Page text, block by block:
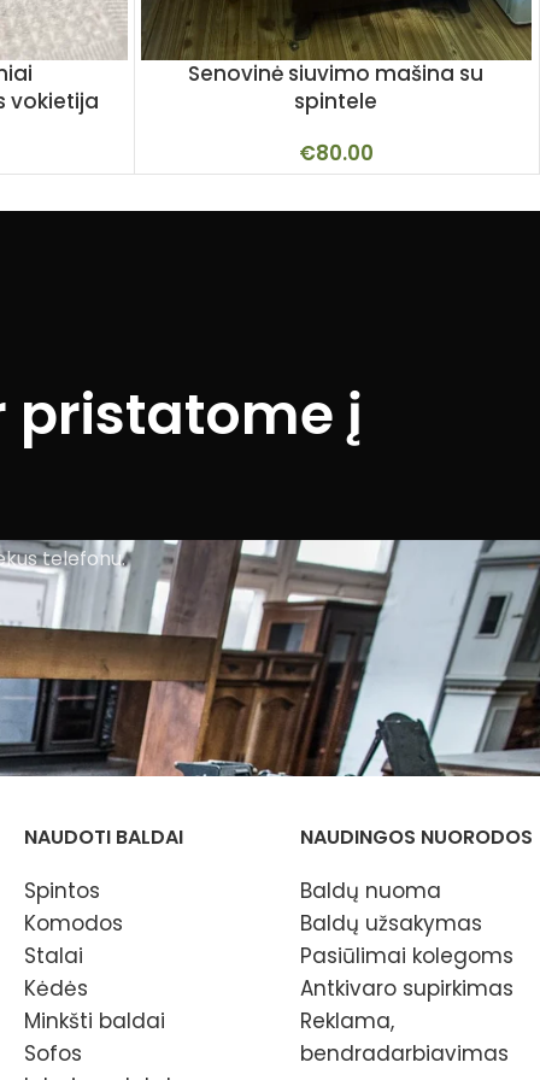
vokietija
Senovinė siuvimo mašina su
spintele
€80.00
pristatome į
telefonu.
NAUDOTI BALDAI
Spintos
Komodos
Stalai
Kėdės
Minkšti baldai
Sofos
NAUDINGOS NUORODOS
Baldų nuoma
Baldų užsakymas
Pasiūlimai kolegoms
Antkivaro supirkimas
Reklama,
bendradarbiavimas